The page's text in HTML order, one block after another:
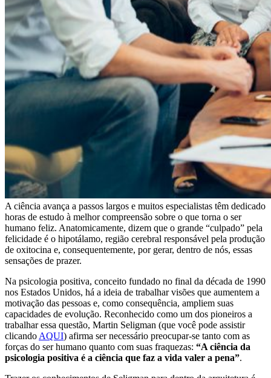
A ciência avança a passos largos e muitos especialistas têm dedicado
horas de estudo à melhor compreensão sobre o que torna o ser
humano feliz. Anatomicamente, dizem que o grande “culpado” pela
felicidade é o hipotálamo, região cerebral responsável pela produção
de oxitocina e, consequentemente, por gerar, dentro de nós, essas
sensações de prazer.
Na psicologia positiva, conceito fundado no final da década de 1990
nos Estados Unidos, há a ideia de trabalhar visões que aumentem a
motivação das pessoas e, como consequência, ampliem suas
capacidades de evolução. Reconhecido como um dos pioneiros a
trabalhar essa questão, Martin Seligman (que você pode assistir
clicandoAQUI) afirma ser necessário preocupar-se tanto com as
forças do ser humano quanto com suas fraquezas: “A ciência da
psicologia positiva é a ciência que faz a vida valer a pena”.